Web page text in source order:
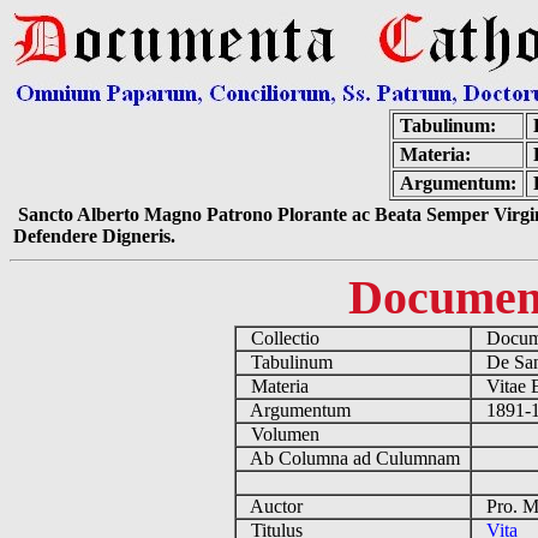
Tabulinum:
Materia:
Argumentum:
Sancto Alberto Magno Patrono Plorante ac Beata Semper
Defendere Digneris.
Collectio
Tabulinum
De
Materia
Vitae
Argumentum
1891-
Volumen
Ab Columna ad Culumnam
Auctor
Pro.
Titulus
Vita